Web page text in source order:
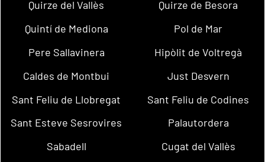
Quirze del Vallès
Quirze de Besora
Quintí de Mediona
Pol de Mar
Pere Sallavinera
Hipòlit de Voltregà
Caldes de Montbui
Just Desvern
Sant Feliu de Llobregat
Sant Feliu de Codines
Sant Esteve Sesrovires
Palautordera
Sabadell
Cugat del Vallès